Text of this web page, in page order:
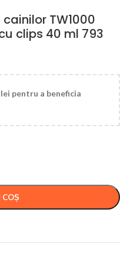
TW1000
clips 40 ml 793
lei pentru a beneficia
COȘ